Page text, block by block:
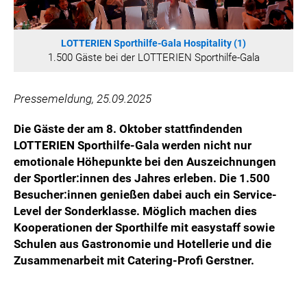
WILHELM-EXNER-MEDAILLEN STIFTUNG
EWP RECYCLING PFAND ÖSTERREICH
IMPERIAL MARKETS
SPECIAL OLYMPICS ÖSTERREICH
MEDIA
LOGOS
COCA COLA
PRESSEKONTAKT
LOTTERIEN Sporthilfe-Gala Hospitality (1)
1.500 Gäste bei der LOTTERIEN Sporthilfe-Gala
Pressemeldung, 25.09.2025
Die Gäste der am 8. Oktober stattfindenden
LOTTERIEN Sporthilfe-Gala werden nicht nur
emotionale Höhepunkte bei den Auszeichnungen
der Sportler:innen des Jahres erleben. Die 1.500
Besucher:innen genießen dabei auch ein Service-
Level der Sonderklasse. Möglich machen dies
Kooperationen der Sporthilfe mit easystaff sowie
Schulen aus Gastronomie und Hotellerie und die
Zusammenarbeit mit Catering-Profi Gerstner.